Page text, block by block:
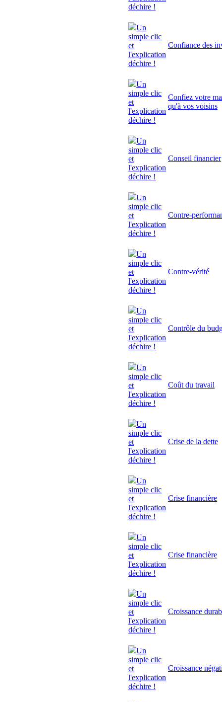
déchire !
Un
simple clic
et
l'explication
déchire !
Confiance des
Un
simple clic
et
l'explication
déchire !
Confiez votre
qu'à vos voisins
Un
simple clic
et
l'explication
déchire !
Conseil financier
Un
simple clic
et
l'explication
déchire !
Contre-
Un
simple clic
et
l'explication
déchire !
Contre-vérité
Un
simple clic
et
l'explication
déchire !
Contrôle du
Un
simple clic
et
l'explication
déchire !
Coût du travail
Un
simple clic
et
l'explication
déchire !
Crise de la dette
Un
simple clic
et
l'explication
déchire !
Crise financière
Un
simple clic
et
l'explication
déchire !
Crise financière
Un
simple clic
et
l'explication
déchire !
Croissance
Un
simple clic
et
l'explication
déchire !
Croissance